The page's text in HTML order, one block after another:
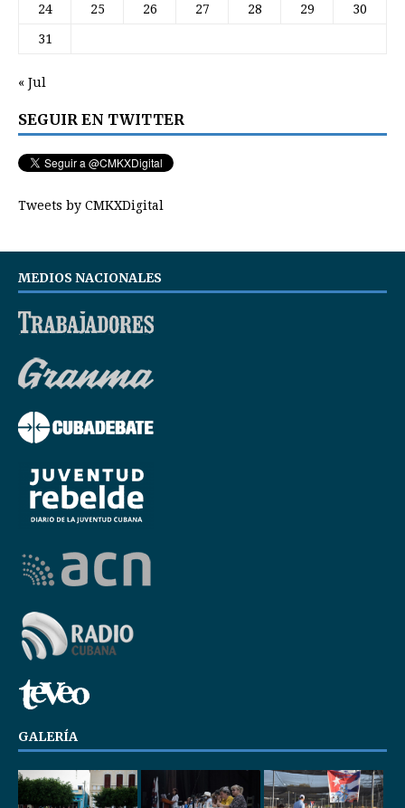
24 25 26 27 28 29 30
31
« Jul
SEGUIR EN TWITTER
Tweets by CMKXDigital
MEDIOS NACIONALES
GALERÍA